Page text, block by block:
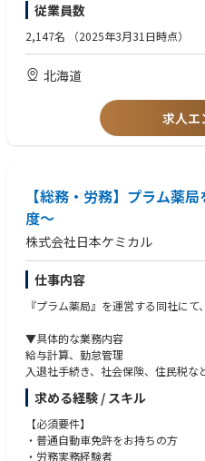
■職務内容
総務課の以下の業務を担っていただ
・所内広報業務
⇒所内見学者対応とその準備、所
その他所内広報に関わる活動
・総務課所管建屋における突発的補
・総務庶務業務全般
所内に向けては職場環境改善など
には認知度を高めるための広報活
ミュニケーション力を高めていくこ
管理業務の専門性を高めながら経験
幅広い管理業務を担う人材として活
＜北海道製油所について＞
■北海道製油所は、苫小牧市に位置
開始しました。北海道をはじめ北日
房用の灯油や軽油を多く必要としま
め、北海道製油所では分解装置を備
石油製品の生産比率を高め、安定し
■原油精製能力は、1日あたり15万
の原油を精製しています。
＜出光興産の製油所・事業所につい
従業員数
2,147名 （2025年3月31日時点）
北海道
求人エ
【総務・労務】プラム薬
度～
株式会社日本ケミカル
仕事内容
『プラム薬局』を運営する同社にて
▼具体的な業務内容
給与計算、勤怠管理
入退社手続き、社会保険、住民税な
公的機関への申請業務
年末調整
健康診断予約調整
退職金、福利共済手続き
出張手配、慶弔手配
求める経験 / スキル
【必須要件】
・普通自動車免許をお持ちの方
・労務実務経験者